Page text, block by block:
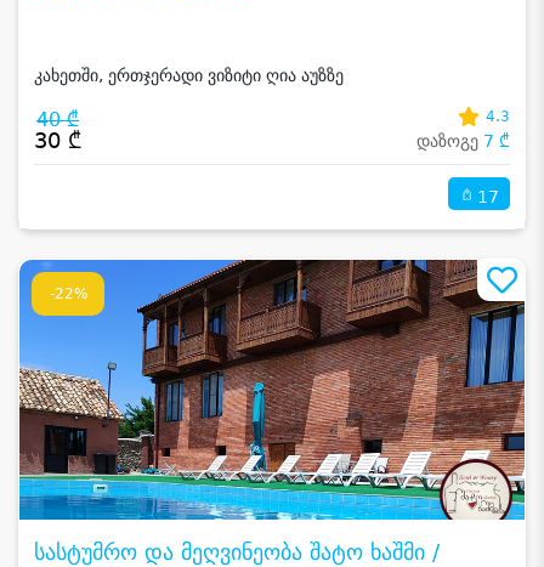
კახეთში, ერთჯერადი ვიზიტი ღია აუზზე
40 ₾
30 ₾
4.3
დაზოგე 7 ₾
17
-22%
სასტუმრო და მეღვინეობა შატო ხაშმი /